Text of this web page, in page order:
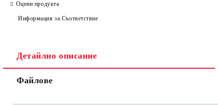
Ние ще се свържем с вас в рамките на работния ден.
Оцени продукта
Информация за Съответствие
Детайлно описание
Файлове